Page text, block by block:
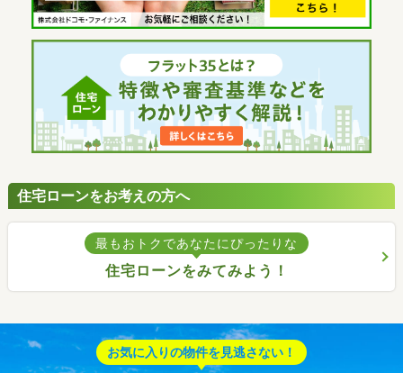
住宅ローンをお考えの方へ
最もおトクであなたにぴったりな
住宅ローンをみてみよう！
お気に入りの物件を見逃さない！